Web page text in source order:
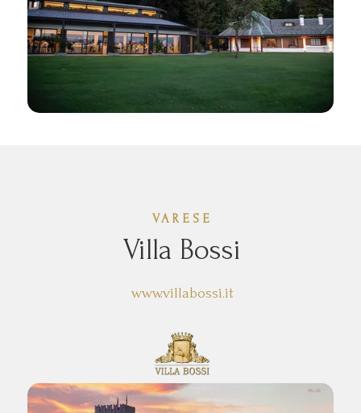
VARESE
Villa Bossi
www.villabossi.it